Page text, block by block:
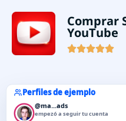
Comprar
YouTube

Perfiles de ejemplo
@ca...bes
empezó a seguir tu cuenta